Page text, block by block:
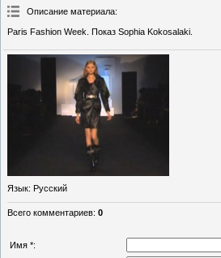
Описание материала:
Paris Fashion Week. Показ Sophia Kokosalaki.
Язык: Русский
Всего комментариев: 0
Имя *: